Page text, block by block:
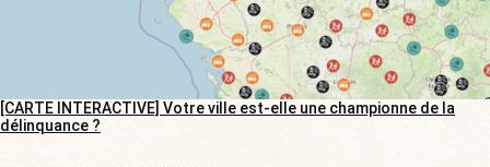
[CARTE INTERACTIVE] Votre ville est-elle une championne de la
délinquance ?